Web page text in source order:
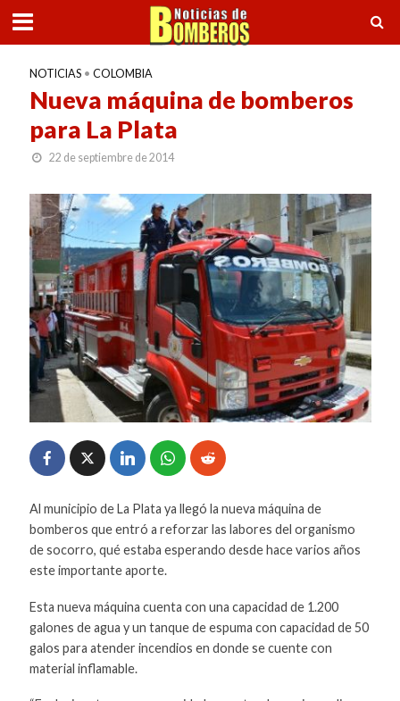
NOTICIAS • COLOMBIA
Nueva máquina de bomberos
para La Plata
22 de septiembre de 2014
Al municipio de La Plata ya llegó la nueva máquina de
bomberos que entró a reforzar las labores del organismo
de socorro, qué estaba esperando desde hace varios años
este importante aporte.
Esta nueva máquina cuenta con una capacidad de 1.200
galones de agua y un tanque de espuma con capacidad de 50
galos para atender incendios en donde se cuente con
material inflamable.